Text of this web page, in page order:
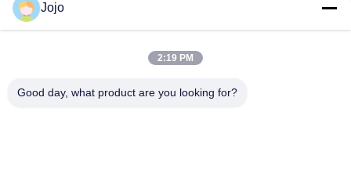
शीर्ष
Jojo
2:19 PM
Good day, what product are you looking for?